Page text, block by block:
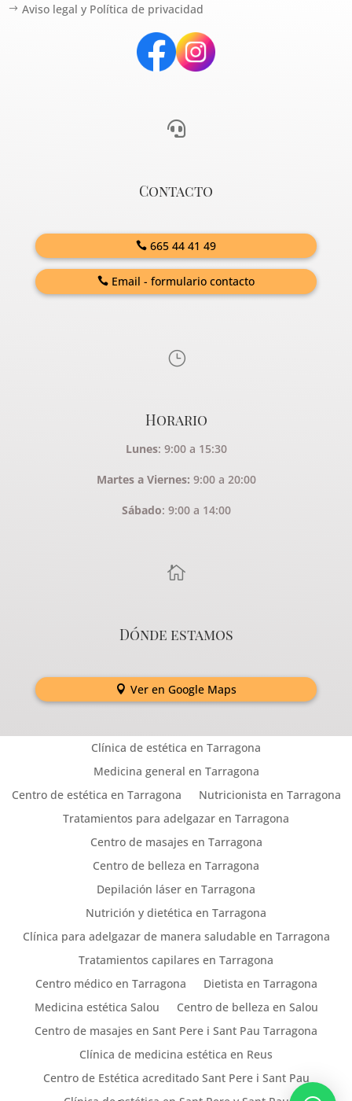
Aviso legal y Política de privacidad

Contacto
665 44 41 49
Email - formulario contacto
}
Horario
Lunes: 9:00 a 15:30
Martes a Viernes: 9:00 a 20:00
Sábado: 9:00 a 14:00

Dónde estamos
Ver en Google Maps
Clínica de estética en Tarragona
Medicina general en Tarragona
Centro de estética en Tarragona
Nutricionista en Tarragona
Tratamientos para adelgazar en Tarragona
Centro de masajes en Tarragona
Centro de belleza en Tarragona
Depilación láser en Tarragona
Nutrición y dietética en Tarragona
Clínica para adelgazar de manera saludable en Tarragona
Tratamientos capilares en Tarragona
Centro médico en Tarragona
Dietista en Tarragona
Medicina estética Salou
Centro de belleza en Salou
Centro de masajes en Sant Pere i Sant Pau Tarragona
Clínica de medicina estética en Reus
Centro de Estética acreditado Sant Pere i Sant Pau